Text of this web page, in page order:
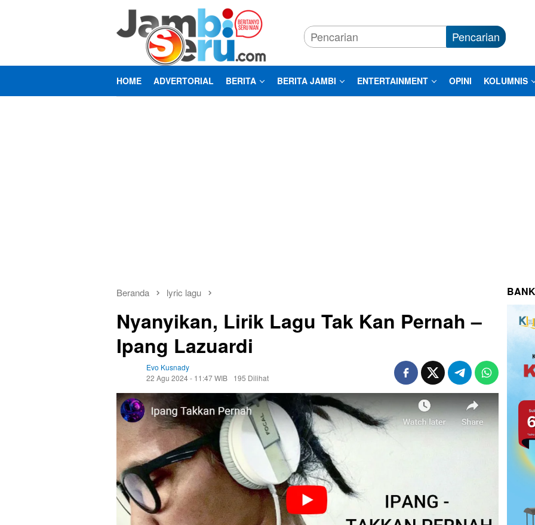
Pencarian
HOME ADVERTORIAL BERITA BERITA JAMBI ENTERTAINMENT OPINI KOLUMNIS
Beranda lyric lagu
Nyanyikan, Lirik Lagu Tak Kan Pernah –
Ipang Lazuardi
Evo Kusnady
22 Agu 2024 - 11:47 WIB
195 Dilihat